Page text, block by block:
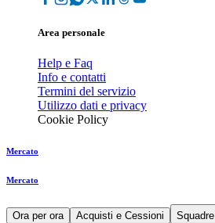
Area personale
Help e Faq
Info e contatti
Termini del servizio
Utilizzo dati e privacy
Cookie Policy
Mercato
Mercato
Ora per ora Acquisti e Cessioni Squadre